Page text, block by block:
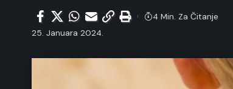
25. Januara 2024.
4 Min. Za Čitanje